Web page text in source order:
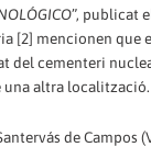
”, publicat
[2] mencionen que
del cementeri
altra localització.
de Campos